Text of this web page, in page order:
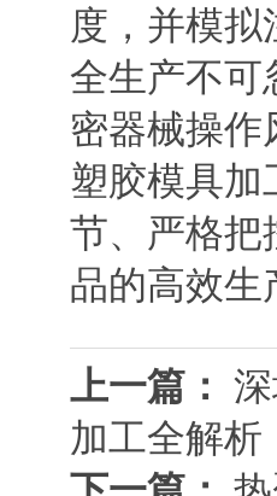
度，并模
全生产不可
密器械操作
塑胶模具加
节、严格把
品的高效生
上一篇：
加工全解析